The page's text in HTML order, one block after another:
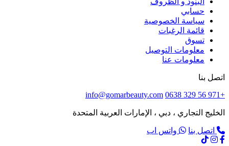
حسابي
سياسة الخصوصية
قائمة الرغبات
تسوق
معلومات التوصيل
معلومات عنا
اتصل بنا
+971 56 329 0638
info@gomarbeauty.com
الخليج التجاري ، دبي ، الإمارات العربية المتحدة
اتصل بنا واتس اب